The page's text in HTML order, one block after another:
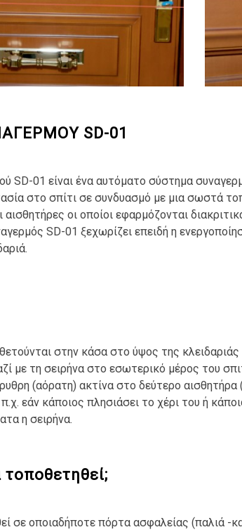
SD-01
SD-01 είναι ένα αυτόματο σύστημα
στο σπίτι σε συνδυασμό με μια σωστά
αισθητήρες οι οποίοι εφαρμόζονται
SD-01 ξεχωρίζει επειδή η
στην κάσα στο ύψος της κλειδαριάς
με τη σειρήνα στο εσωτερικό μέρος του
(αόρατη) ακτίνα στο δεύτερο αισθητήρα
εάν κάποιος πλησιάσει το χέρι του ή
η σειρήνα.
σε οποιαδήποτε πόρτα ασφαλείας (παλιά -